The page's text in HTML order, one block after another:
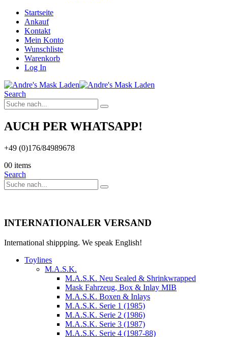
Startseite
Ankauf
Kontakt
Mein Konto
Wunschliste
Warenkorb
Log In
Search
AUCH PER WHATSAPP!
+49 (0)176/84989678
00 items
Search
INTERNATIONALER VERSAND
International shippping. We speak English!
Toylines
M.A.S.K.
M.A.S.K. Neu Sealed & Shrinkwrapped
Mask Fahrzeug, Box & Inlay MIB
M.A.S.K. Boxen & Inlays
M.A.S.K. Serie 1 (1985)
M.A.S.K. Serie 2 (1986)
M.A.S.K. Serie 3 (1987)
M.A.S.K. Serie 4 (1987-88)